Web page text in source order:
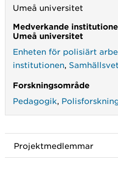
Umeå universitet
Medverkande
Umeå universitet
Enheten för polisiärt
institutionen
Forskningsområde
Pedagogik
Projektmedlemmar